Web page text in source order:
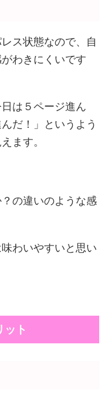
ス状態なので、自
わきにくいです
は５ページ進ん
だ！」というよう
ます。
の違いのような感
わいやすいと思い
ット